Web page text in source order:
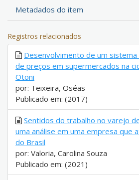
Metadados do item
Registros relacionados
Desenvolvimento de um sistema
de preços em supermercados na
Otoni
por: Teixeira, Oséas
Publicado em: (2017)
Sentidos do trabalho no varejo
uma análise em uma empresa que
do Brasil
por: Valoria, Carolina Souza
Publicado em: (2021)